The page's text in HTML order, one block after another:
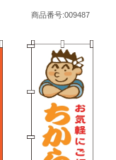
商品番号:009487